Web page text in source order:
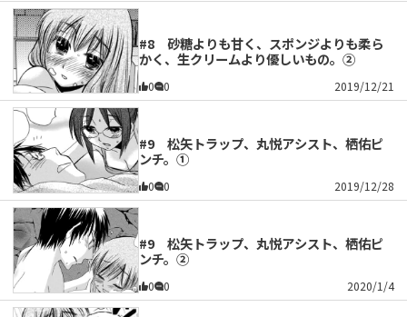
#8 砂糖よりも甘く、スポンジよりも柔ら
かく、生クリームより優しいもの。②
0 0 2019/12/21
#9 松矢トラップ、丸悦アシスト、栖佑ピ
ンチ。①
0 0 2019/12/28
#9 松矢トラップ、丸悦アシスト、栖佑ピ
ンチ。②
0 0 2020/1/4